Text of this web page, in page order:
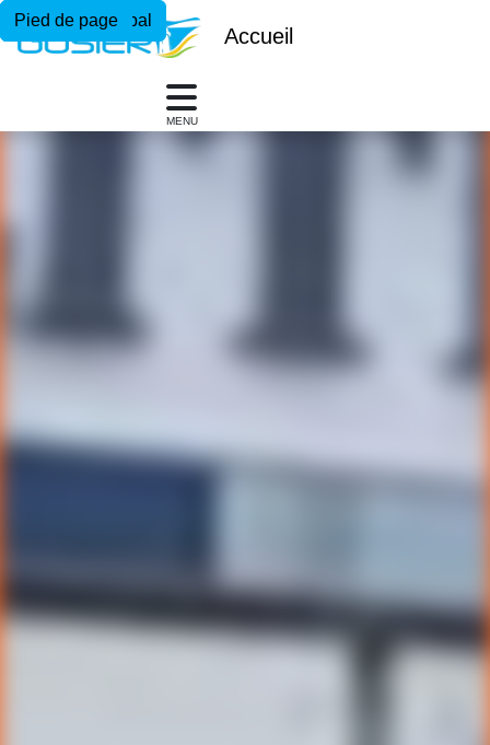
Menu principal
Contenu principal
Pied de page
Accueil
MENU